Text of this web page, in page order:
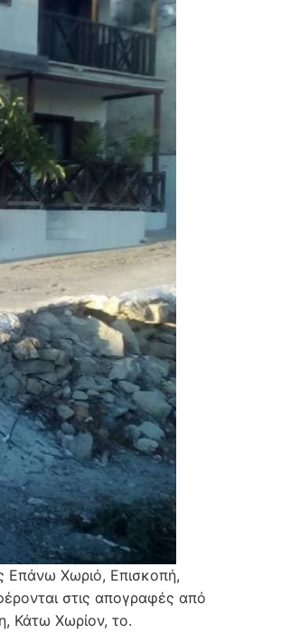
Επάνω Χωριό, Επισκοπή,
στις απογραφές από
Κάτω Χωρίον, το.